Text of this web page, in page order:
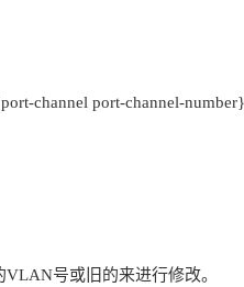
channel port-channel-
号或旧的来进行修改。